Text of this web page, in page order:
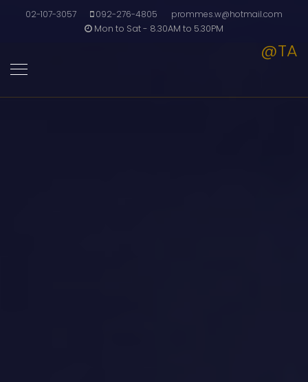
02-107-3057 092-276-4805
prommes.w@hotmail.com
Mon to Sat - 8.30AM to 5.30PM
@TA